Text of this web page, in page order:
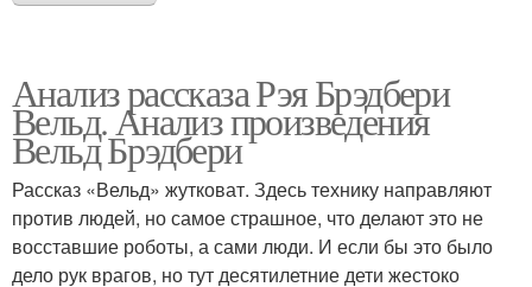
Анализ рассказа Рэя Брэдбери
Вельд. Анализ произведения
Вельд Брэдбери
Рассказ «Вельд» жутковат. Здесь технику направляют
против людей, но самое страшное, что делают это не
восставшие роботы, а сами люди. И если бы это было
дело рук врагов, но тут десятилетние дети жестоко